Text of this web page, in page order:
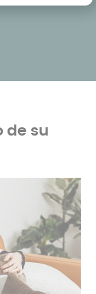
de su